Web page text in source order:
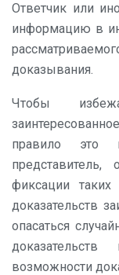
Ответчик или
информацию в
доказывания.
Чтобы
правило это
фиксации таких
доказательств
опасаться
возможности